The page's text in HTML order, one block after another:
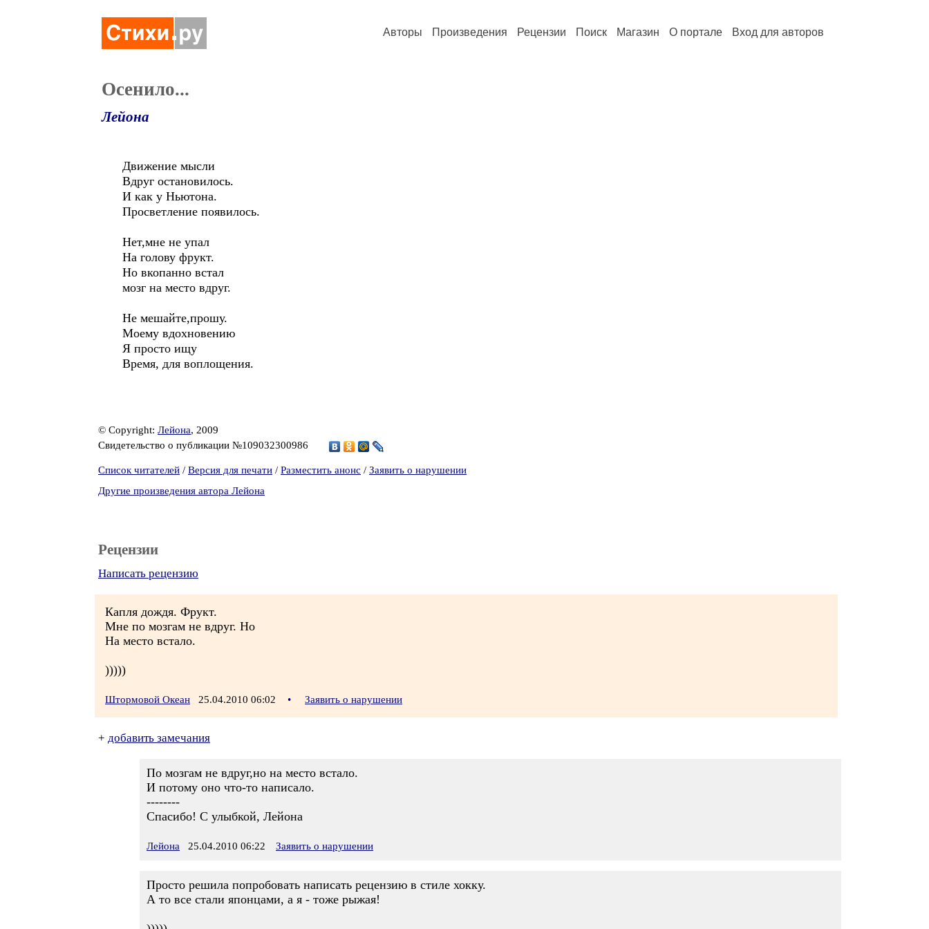
Авторы Произведения Рецензии Поиск Магазин О портале Вход для авторов
Осенило...
Лейона
Движение мысли
Вдруг остановилось.
И как у Ньютона.
Просветление появилось.
Нет,мне не упал
На голову фрукт.
Но вкопанно встал
мозг на место вдруг.
Не мешайте,прошу.
Моему вдохновению
Я просто ищу
Время, для воплощения.
© Copyright: Лейона, 2009
Свидетельство о публикации №109032300986
Список читателей / Версия для печати / Разместить анонс / Заявить о нарушении
Другие произведения автора Лейона
Рецензии
Написать рецензию
Капля дождя. Фрукт.
Мне по мозгам не вдруг. Но
На место встало.
)))))
Штормовой Океан 25.04.2010 06:02 • Заявить о нарушении
+ добавить замечания
По мозгам не вдруг,но на место встало.
И потому оно что-то написало.
--------
Спасибо! С улыбкой, Лейона
Лейона 25.04.2010 06:22 Заявить о нарушении
Просто решила попробовать написать рецензию в стиле хокку.
А то все стали японцами, а я - тоже рыжая!